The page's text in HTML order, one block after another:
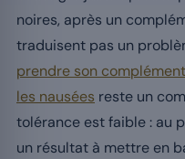
noires, après un
traduisent pas un
prendre son
les nausées reste un
tolérance est faible : au
un résultat à mettre en